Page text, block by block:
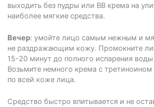
выходить без пудры или ВВ крема на
наиболее мягкие средства.
Вечер: умойте лицо самым нежным и
не раздражающим кожу. Промокните
15-20 минут до полного испарения
Возьмите немного крема с третиноином
по всей коже лица.
Средство быстро впитывается и не